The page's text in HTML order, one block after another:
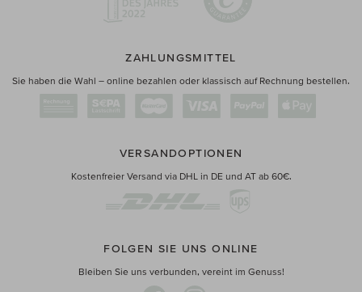
ZAHLUNGSMITTEL
Sie haben die Wahl – online bezahlen oder klassisch auf Rechnung bestellen.
VERSANDOPTIONEN
Kostenfreier Versand via DHL in DE und AT ab 60€.
FOLGEN SIE UNS ONLINE
Bleiben Sie uns verbunden, vereint im Genuss!